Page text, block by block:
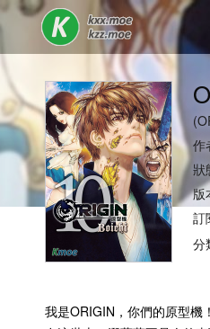
作
分
我是ORIGIN，你們的原型機！